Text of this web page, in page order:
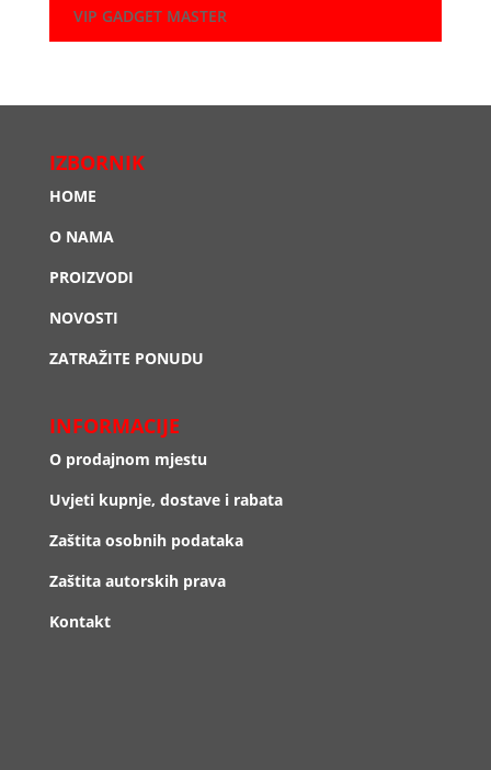
VIP GADGET MASTER
IZBORNIK
HOME
O NAMA
PROIZVODI
NOVOSTI
ZATRAŽITE PONUDU
INFORMACIJE
O prodajnom mjestu
Uvjeti kupnje, dostave i rabata
Zaštita osobnih podataka
Zaštita autorskih prava
Kontakt